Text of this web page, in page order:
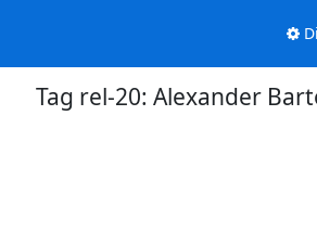
Tag rel-20: Alexander